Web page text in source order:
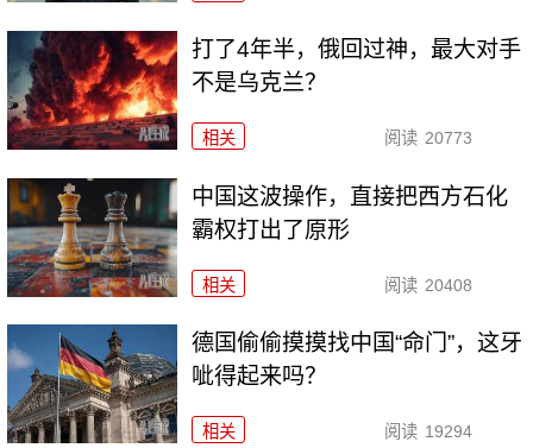
打了4年半，俄回过神，最大对手
不是乌克兰？
相关 阅读 20773
中国这波操作，直接把西方石化
霸权打出了原形
相关 阅读 20408
德国偷偷摸摸找中国“命门”，这牙
呲得起来吗？
相关 阅读 19294